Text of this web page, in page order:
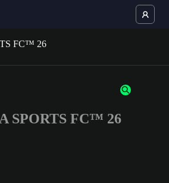
minimo di 3 caratteri o numeri.
SPORTS FC™ 26